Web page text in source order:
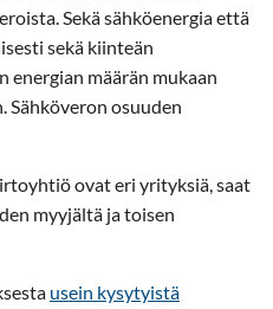
Sekä sähköenergia että
sekä kiinteän
energian määrän mukaan
Sähköveron osuuden
ovat eri yrityksiä, saat
myyjältä ja toisen
usein kysytyistä